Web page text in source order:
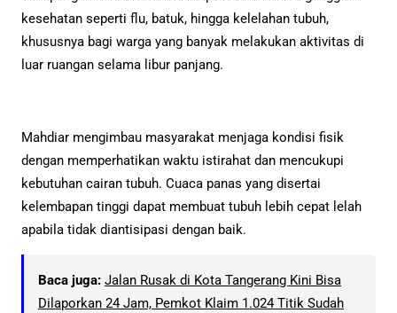
kesehatan seperti flu, batuk, hingga kelelahan tubuh,
khususnya bagi warga yang banyak melakukan aktivitas di
luar ruangan selama libur panjang.
Mahdiar mengimbau masyarakat menjaga kondisi fisik
dengan memperhatikan waktu istirahat dan mencukupi
kebutuhan cairan tubuh. Cuaca panas yang disertai
kelembapan tinggi dapat membuat tubuh lebih cepat lelah
apabila tidak diantisipasi dengan baik.
Baca juga: Jalan Rusak di Kota Tangerang Kini Bisa
Dilaporkan 24 Jam, Pemkot Klaim 1.024 Titik Sudah